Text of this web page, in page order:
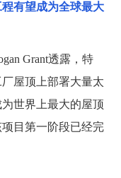
程有望成为全球最大
Grant透露，特
屋顶上部署大量太
世界上最大的屋顶
目第一阶段已经完